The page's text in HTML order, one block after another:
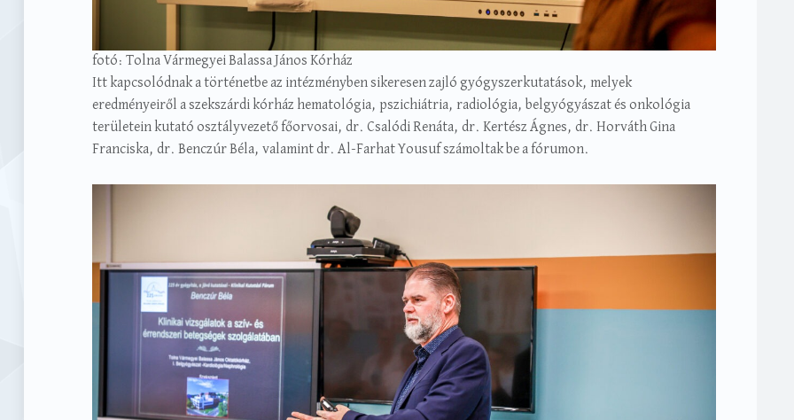
fotó: Tolna Vármegyei Balassa János Kórház
Itt kapcsolódnak a történetbe az intézményben sikeresen zajló gyógyszerkutatások, melyek
eredményeiről a szekszárdi kórház hematológia, pszichiátria, radiológia, belgyógyászat és onkológia
területein kutató osztályvezető főorvosai, dr. Csalódi Renáta, dr. Kertész Ágnes, dr. Horváth Gina
Franciska, dr. Benczúr Béla, valamint dr. Al-Farhat Yousuf számoltak be a fórumon.